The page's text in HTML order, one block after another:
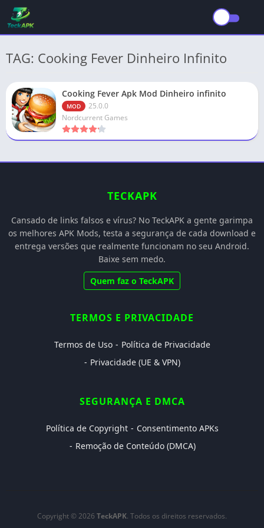
TAG: Cooking Fever Dinheiro Infinito
Cooking Fever Apk Mod Dinheiro infinito
MOD
25.0.0
Nordcurrent Games
TECKAPK
Cansado de links falsos e vírus? No TeckAPK a gente garimpa
os melhores APK Mods, testa a segurança de cada download e
entrega versões que realmente funcionam no seu Android.
Baixe sem medo.
Quem faz o TeckAPK
TERMOS E PRIVACIDADE
Termos de Uso
Política de Privacidade
Privacidade (UE & VPN)
SEGURANÇA E DMCA
Política de Copyright
Consentimento APKs
Remoção de Conteúdo (DMCA)
Copyright © 2026 TeckAPK. Todos os direitos reservados.